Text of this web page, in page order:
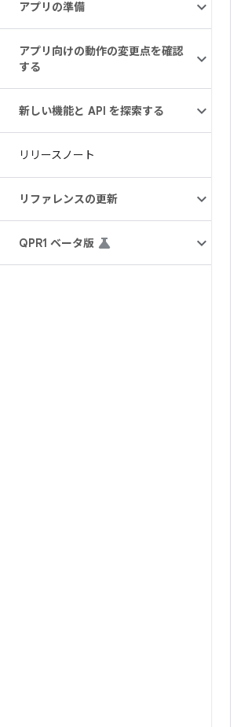
アプリの準備
アプリ向けの動作の変更点を確認
する
新しい機能と API を探索する
リリースノート
リファレンスの更新
QPR1 ベータ版